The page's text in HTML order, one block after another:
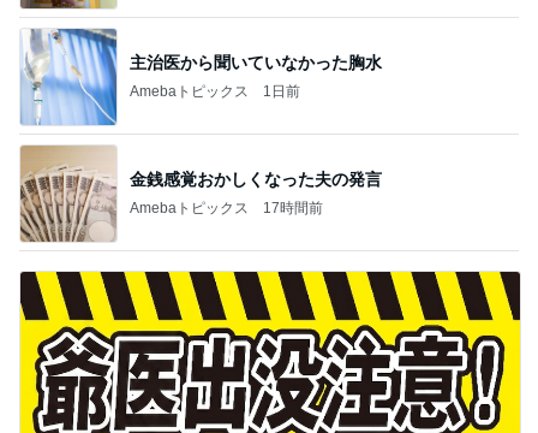
主治医から聞いていなかった胸水
Amebaトピックス 1日前
金銭感覚おかしくなった夫の発言
Amebaトピックス 17時間前